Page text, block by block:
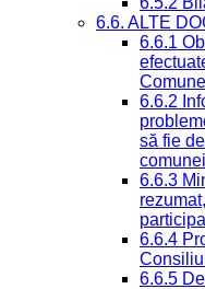
6.6. ALTE
6.6.1
6.6.2
să fie
comunei
6.6.3
6.6.4
6.6.5